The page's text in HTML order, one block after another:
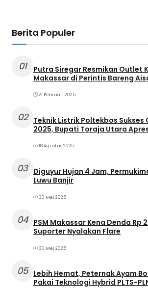
Berita Populer
01
Putra Siregar Resmikan Outlet
Makassar di Perintis Bareng
21 Februari 2025
02
Teknik Listrik Poltekbos Sukses
2025, Bupati Toraja Utara
18 Agustus 2025
03 Diguyur Hujan 4 Jam,
Luwu Banjir
30 Mei 2025
04 PSM Makassar Kena Denda Rp
Suporter Nyalakan Flare
30 Mei 2025
05 Lebih Hemat, Peternak Ayam
Pakai Teknologi Hybrid PLTS-